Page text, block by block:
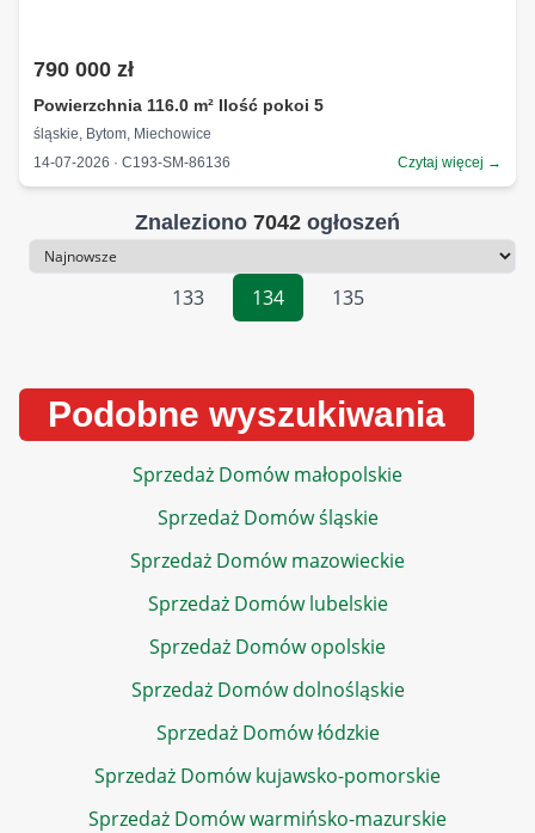
790 000 zł
Powierzchnia 116.0 m² Ilość pokoi 5
śląskie, Bytom, Miechowice
14-07-2026 · C193-SM-86136
Czytaj więcej →
Znaleziono 7042 ogłoszeń
Sortowanie
133
134 135
Podobne wyszukiwania
Sprzedaż Domów małopolskie
Sprzedaż Domów śląskie
Sprzedaż Domów mazowieckie
Sprzedaż Domów lubelskie
Sprzedaż Domów opolskie
Sprzedaż Domów dolnośląskie
Sprzedaż Domów łódzkie
Sprzedaż Domów kujawsko-pomorskie
Sprzedaż Domów warmińsko-mazurskie